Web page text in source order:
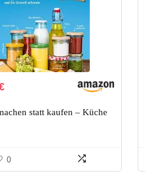
statt kaufen – Küche
0